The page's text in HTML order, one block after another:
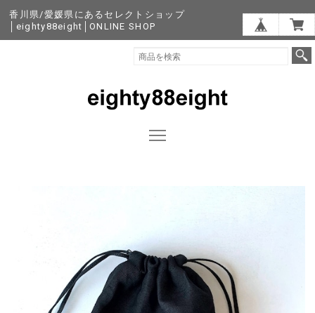
香川県/愛媛県にあるセレクトショップ
│eighty88eight│ONLINE SHOP